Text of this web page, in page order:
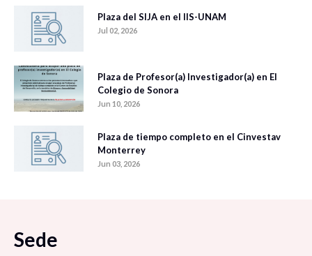
Plaza del SIJA en el IIS-UNAM
Jul 02, 2026
Plaza de Profesor(a) Investigador(a) en El
Colegio de Sonora
Jun 10, 2026
Plaza de tiempo completo en el Cinvestav
Monterrey
Jun 03, 2026
Sede